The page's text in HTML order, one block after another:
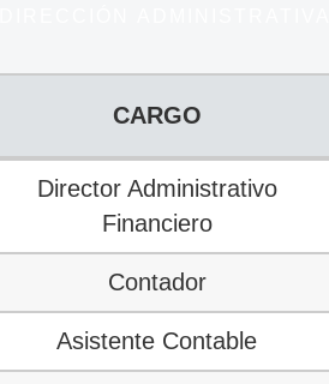
CARGO
CARGO
Director Administrativo
Financiero
Contador
Asistente Contable